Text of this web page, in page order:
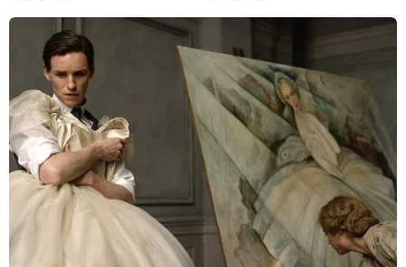
La DHEA también puede obtenerse de forma sintética
a partir de la soja o el ñame o utilizarse en forma de
suplemento, y suele estar indicada con el objetivo de
retrasar el envejecimiento, facilitar la pérdida de peso
y prevenir la pérdida de masa muscular.